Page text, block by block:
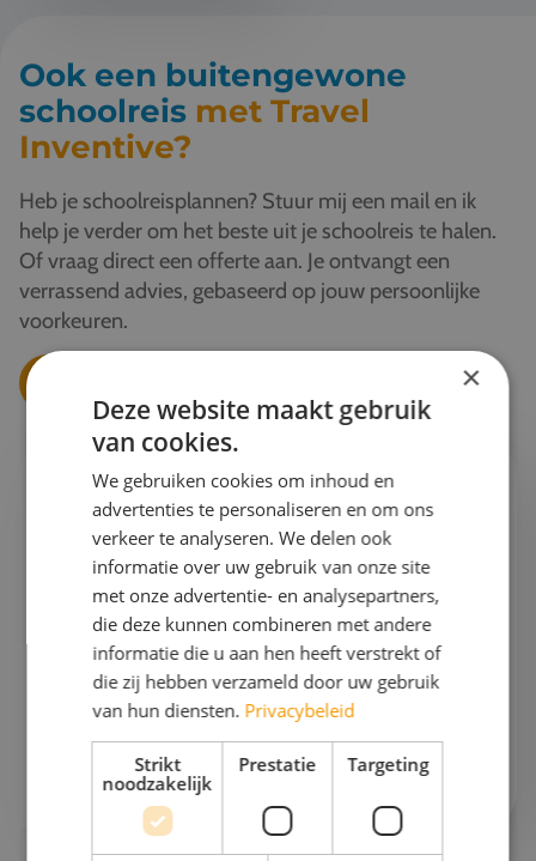
Ook een buitengewone
schoolreis met Travel
Inventive?
Heb je schoolreisplannen? Stuur mij een mail en ik
help je verder om het beste uit je schoolreis te halen.
Of vraag direct een offerte aan. Je ontvangt een
verrassend advies, gebaseerd op jouw persoonlijke
voorkeuren.
Ik help je graag verder!
Esther
Projectleider schoolreizen & Finance
Gaan we samen aan de slag?
Bel mij op076 522 30 57
Of stuur mijeen e-mail
×
Deze website maakt gebruik
van cookies.
We gebruiken cookies om inhoud en
advertenties te personaliseren en om ons
verkeer te analyseren. We delen ook
informatie over uw gebruik van onze site
met onze advertentie- en analysepartners,
die deze kunnen combineren met andere
informatie die u aan hen heeft verstrekt of
die zij hebben verzameld door uw gebruik
van hun diensten. Privacybeleid
Strikt
noodzakelijk
Prestatie Targeting